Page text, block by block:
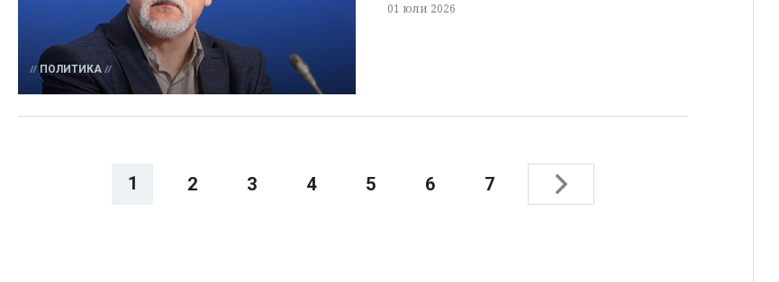
ПОЛИТИКА
01 юли 2026
1 2 3 4 5 6 7